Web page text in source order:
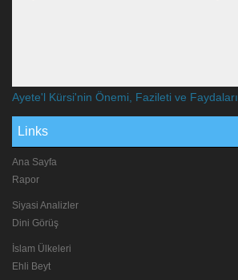
Ayete'l Kürsi'nin Önemi, Fazileti ve Faydaları
Links
Ana Sayfa
Rapor
Siyasi Analizler
Dini Görüş
İslam Ülkeleri
Ehli Beyt